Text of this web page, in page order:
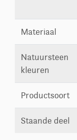
Materiaal
Natuursteen
kleuren
Productsoort
Staande deel